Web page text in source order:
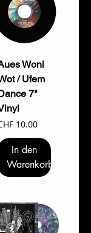
Woni
/ Ufem
7"
10.00
In den
Warenkorb